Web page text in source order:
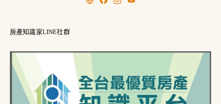
房產知識家LINE社群